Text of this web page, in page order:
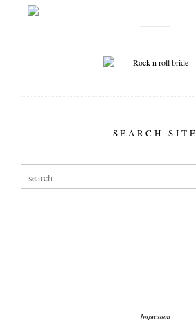
SEARCH SITE
Impressum